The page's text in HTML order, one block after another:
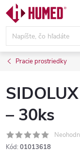
Prejsť
obsah
Pracie prostriedky
– 30ks
Kód: 01013618